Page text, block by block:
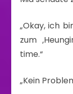
„Okay, ich
zum
time.“
„Kein